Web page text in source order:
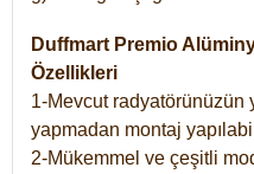
Duffmart Premio
Özellikleri
1-Mevcut
yapmadan montaj
2-Mükemmel ve çeşitli